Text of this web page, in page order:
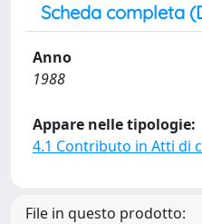
Scheda completa
Anno
1988
Appare nelle tipologie:
4.1 Contributo in Atti di
File in questo prodotto: